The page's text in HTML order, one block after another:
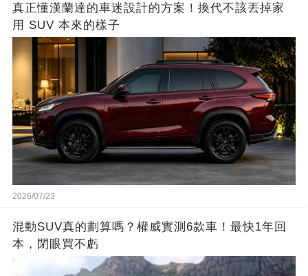
真正懂漢蘭達的車迷設計的方案！換代不該丟掉家
用 SUV 本來的樣子
2026/07/23
混動SUV真的劃算嗎？權威實測6款車！最快1年回
本，閉眼買不虧